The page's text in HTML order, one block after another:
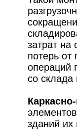
затрат на
потерь от
операций
со склада
зданий